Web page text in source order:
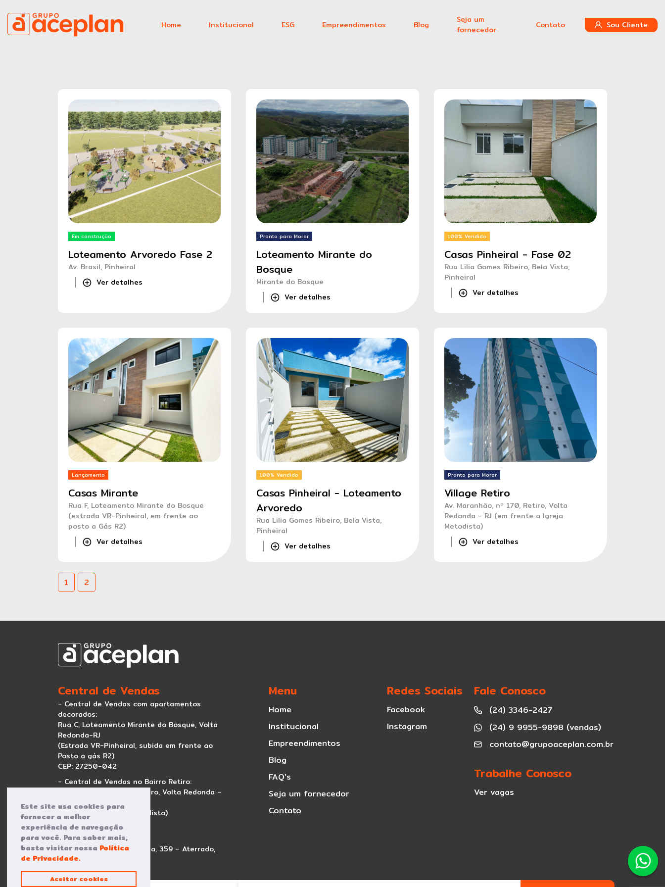
Home Institucional ESG Empreendimentos Blog
Seja um
fornecedor
Contato Sou Cliente
ESG
Empreendimentos
Blog
Contato
Canal Direto - Denúncias
Sou Cliente
Em construção
Loteamento Arvoredo Fase 2
Av. Brasil, Pinheiral
Ver detalhes
Pronto para Morar
Loteamento Mirante do
Bosque
Mirante do Bosque
Ver detalhes
100% Vendido
Casas Pinheiral - Fase 02
Rua Lilia Gomes Ribeiro, Bela Vista,
Pinheiral
Ver detalhes
Lançamento
Casas Mirante
Rua F, Loteamento Mirante do Bosque
(estrada VR-Pinheiral, em frente ao
posto a Gás R2)
Ver detalhes
100% Vendido
Casas Pinheiral - Loteamento
Arvoredo
Rua Lilia Gomes Ribeiro, Bela Vista,
Pinheiral
Ver detalhes
Pronto para Morar
Village Retiro
Av. Maranhão, nº 170, Retiro, Volta
Redonda - RJ (em frente a Igreja
Metodista)
Ver detalhes
1 2
Este site usa cookies para
fornecer a melhor
experiência de navegação
para você. Para saber mais,
basta visitar nossa Política
de Privacidade.
Aceitar cookies
Central de Vendas
- Central de Vendas com apartamentos
decorados:
Rua C, Loteamento Mirante do Bosque, Volta
Redonda-RJ
(Estrada VR-Pinheiral, subida em frente ao
Posto a gás R2)
CEP: 27250-042
- Central de Vendas no Bairro Retiro:
Av. Maranhão, nº 170, Retiro, Volta Redonda –
(em frente a Igreja Metodista)
CEP: 27274-090
- SEDE:
Av. Oscar de Almeida Gama, 359 – Aterrado,
Volta Redonda – RJ
CEP: 27213-260
Menu
Home
Institucional
Empreendimentos
Blog
FAQ's
Seja um fornecedor
Contato
Redes Sociais
Facebook
Instagram
Fale Conosco
(24) 3346-2427
(24) 9 9955-9898 (vendas)
contato@grupoaceplan.com.br
Trabalhe Conosco
Ver vagas